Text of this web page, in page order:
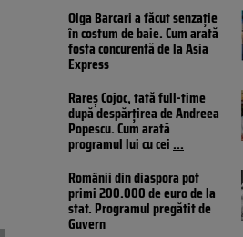
Olga Barcari a făcut senzație
în costum de baie. Cum arată
fosta concurentă de la Asia
Express
Rareș Cojoc, tată full-time
după despărțirea de Andreea
Popescu. Cum arată
programul lui cu cei...
Românii din diaspora pot
primi 200.000 de euro de la
stat. Programul pregătit de
Guvern